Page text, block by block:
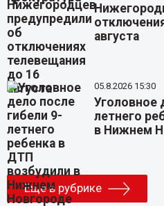
августа
05.8.2026 15:30
Уголовное
летнего
в Нижнем
Еще в рубрике